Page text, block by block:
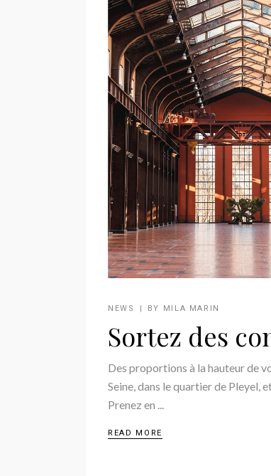
NEWS BY MILA MARIN
Sortez des
Des proportions à la hauteur de
Seine, dans le quartier de Pleyel,
Prenez en
READ MORE